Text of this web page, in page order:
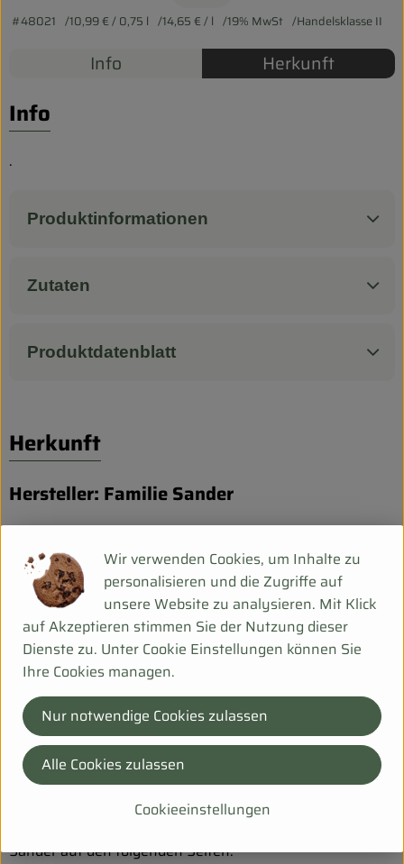
#48021 10,99 €/ 0,75 l 14,65 €/ l 19% MwSt Handelsklasse II
Info Herkunft
Info
.
Produktinformationen
Zutaten
Produktdatenblatt
Herkunft
Hersteller: Familie Sander
Familie Sander
Stefan Sander
D 67582 Mettenheim
Herzlich Willkommen bei der Familie Weingut Sander in
Mettenheim/Rheinhessen.Unsere Leidenschaft ist der
verantwortliche Umgang mit der Natur. Wir keltern
Spitzenweine aus ökologisch angebauten Trauben.
Schwerpunkt hierbei sind der Riesling und die
Burgundersorten. Auch internationale Klassiker und
Rotweine finden Sie in unserem Sortiment. Erfahren Sie
Sander auf den folgenden Seiten.
Wir verwenden Cookies, um Inhalte zu
personalisieren und die Zugriffe auf
unsere Website zu analysieren. Mit Klick
auf Akzeptieren stimmen Sie der Nutzung dieser
Dienste zu. Unter Cookie Einstellungen können Sie
Ihre Cookies managen.
Cookieeinstellungen
Nur notwendige Cookies zulassen
Alle Cookies zulassen